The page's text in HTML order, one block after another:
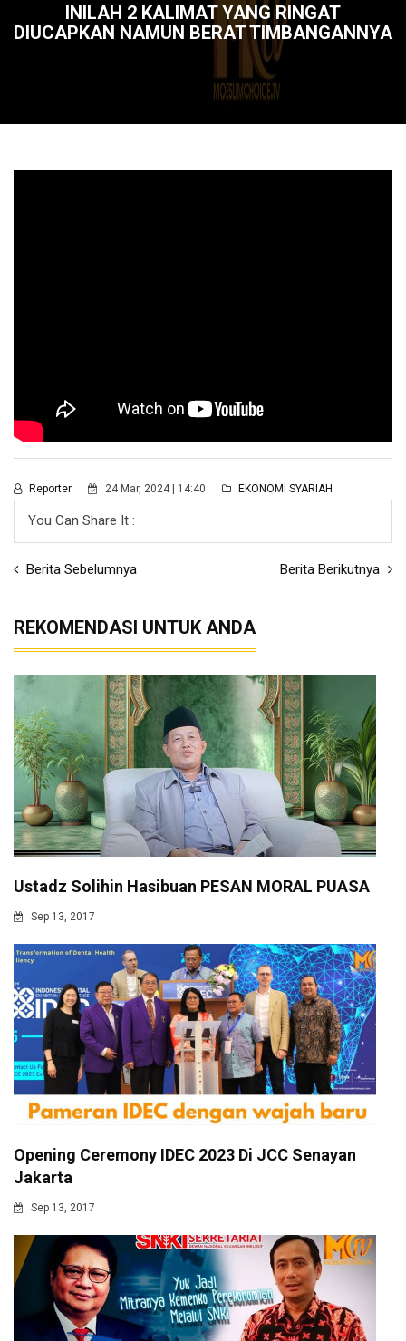
INILAH 2 KALIMAT YANG RINGAT
DIUCAPKAN NAMUN BERAT TIMBANGANNYA
Reporter 24 Mar, 2024 | 14:40 EKONOMI SYARIAH
You Can Share It :
Berita Sebelumnya Berita Berikutnya
REKOMENDASI UNTUK ANDA
Ustadz Solihin Hasibuan PESAN MORAL PUASA
Sep 13, 2017
Opening Ceremony IDEC 2023 Di JCC Senayan
Jakarta
Sep 13, 2017